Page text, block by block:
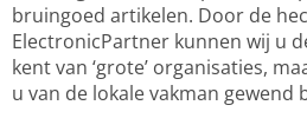
bruingoed artikelen. Door de
ElectronicPartner kunnen wij u
kent van ‘grote’ organisaties,
u van de lokale vakman gewend